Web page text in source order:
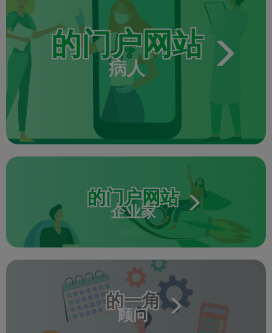
的门户网站
病人
的门户网站
企业家
的一角
顾问